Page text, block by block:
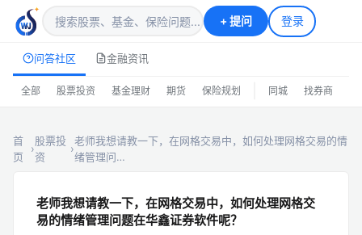
+提问 登录
问答社区 金融资讯
全部 股票投资 基金理财 期货 保险规划 同城 找券商
首
页
›
股票投
资
›
老师我想请教一下，在网格交易中，如何处理网格交易的情
绪管理问…
老师我想请教一下，在网格交易中，如何处理网格交
易的情绪管理问题在华鑫证券软件呢？